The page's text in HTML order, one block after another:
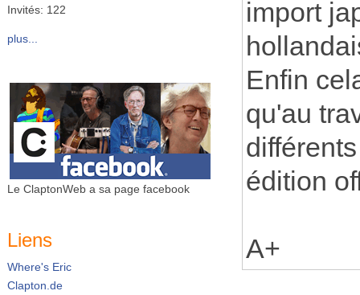
Invités: 122
plus...
Le ClaptonWeb a sa page facebook
Liens
Where's Eric
Clapton.de
import
Enfin
qu'au
édition
A+